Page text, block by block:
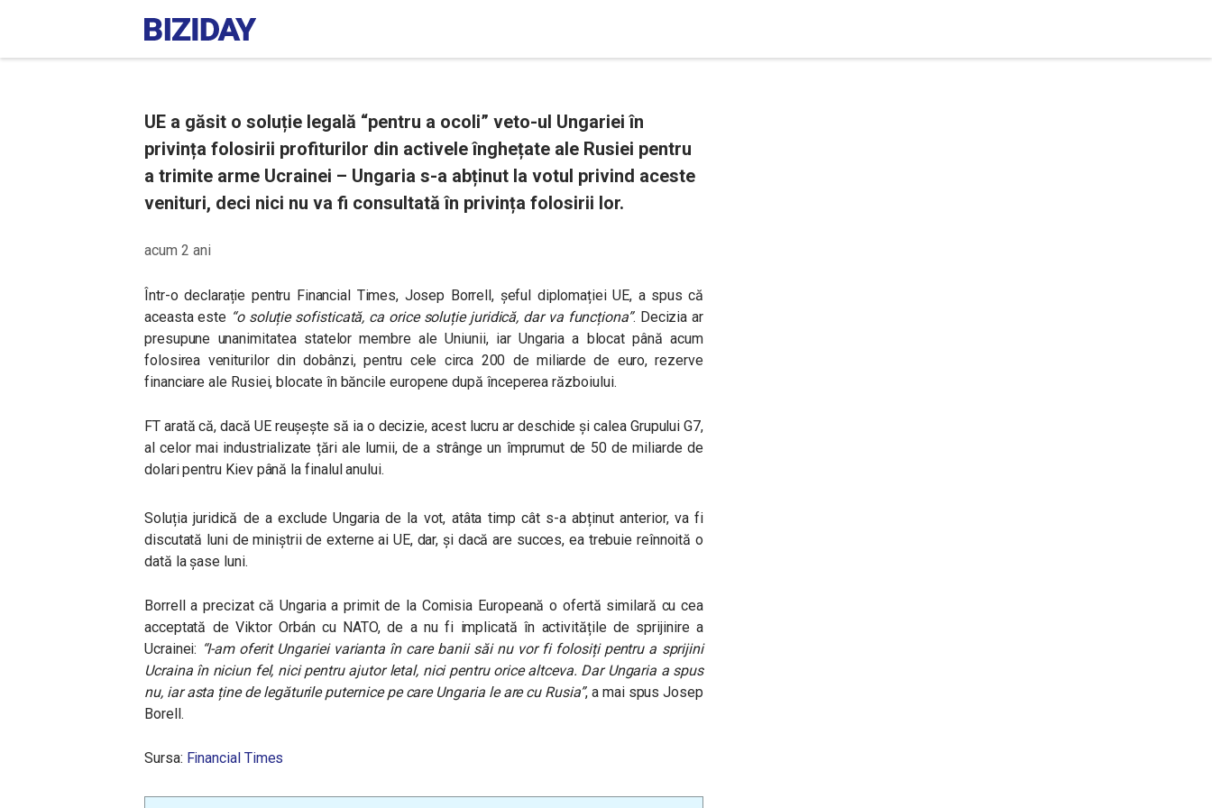
UE a găsit o soluție legală “pentru a ocoli” veto-ul Ungariei în
privința folosirii profiturilor din activele înghețate ale Rusiei pentru
a trimite arme Ucrainei – Ungaria s-a abținut la votul privind aceste
venituri, deci nici nu va fi consultată în privința folosirii lor.
acum 2 ani
Într-o declarație pentru Financial Times, Josep Borrell, șeful diplomației UE, a spus că
aceasta este “o soluție sofisticată, ca orice soluție juridică, dar va funcționa”. Decizia ar
presupune unanimitatea statelor membre ale Uniunii, iar Ungaria a blocat până acum
folosirea veniturilor din dobânzi, pentru cele circa 200 de miliarde de euro, rezerve
financiare ale Rusiei, blocate în băncile europene după începerea războiului.
FT arată că, dacă UE reușește să ia o decizie, acest lucru ar deschide și calea Grupului G7,
al celor mai industrializate țări ale lumii, de a strânge un împrumut de 50 de miliarde de
dolari pentru Kiev până la finalul anului.
Soluția juridică de a exclude Ungaria de la vot, atâta timp cât s-a abținut anterior, va fi
discutată luni de miniștrii de externe ai UE, dar, și dacă are succes, ea trebuie reînnoită o
dată la șase luni.
Borrell a precizat că Ungaria a primit de la Comisia Europeană o ofertă similară cu cea
acceptată de Viktor Orbán cu NATO, de a nu fi implicată în activitățile de sprijinire a
Ucrainei: “I-am oferit Ungariei varianta în care banii săi nu vor fi folosiți pentru a sprijini
Ucraina în niciun fel, nici pentru ajutor letal, nici pentru orice altceva. Dar Ungaria a spus
nu, iar asta ține de legăturile puternice pe care Ungaria le are cu Rusia”, a mai spus Josep
Borell.
Sursa: Financial Times